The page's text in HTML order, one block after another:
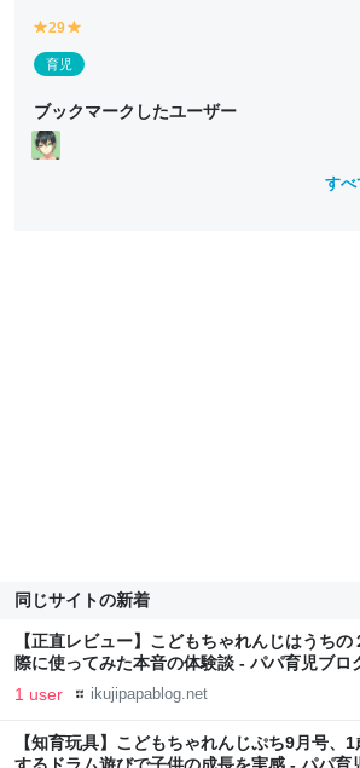
y
e
ll
w
29
e
ll
w
育児
ブックマークしたユーザー
すべ
同じサイトの新着
【正直レビュー】こどもちゃれんじはうち
際に使ってみた本音の体験談 - パパ育児ブロ
1 user ikujipapablog.net
【知育玩具】こどもちゃれんじぷち9月号、